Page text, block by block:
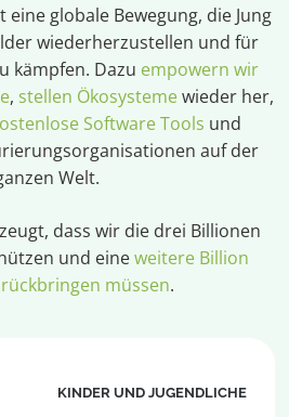
eine globale Bewegung, die Jung
wiederherzustellen und für
kämpfen. Dazu empowern wir
, stellen Ökosystemewieder her,
Software Tools und
auf der
Welt.
dass wir die drei Billionen
und eineweitere Billion
müssen.
KINDER UND JUGENDLICHE